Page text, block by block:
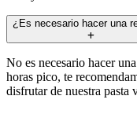
¿Es necesario hacer una
No es necesario hacer
horas pico, te
disfrutar de nuestra pasta